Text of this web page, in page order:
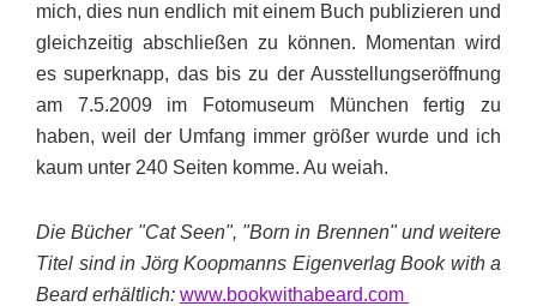
mich, dies nun endlich mit einem Buch publizieren und
gleichzeitig abschließen zu können. Momentan wird
es superknapp, das bis zu der Ausstellungseröffnung
am 7.5.2009 im Fotomuseum München fertig zu
haben, weil der Umfang immer größer wurde und ich
kaum unter 240 Seiten komme. Au weiah.
Die Bücher "Cat Seen", "Born in Brennen" und weitere
Titel sind in Jörg Koopmanns Eigenverlag Book with a
Beard erhältlich: www.bookwithabeard.com